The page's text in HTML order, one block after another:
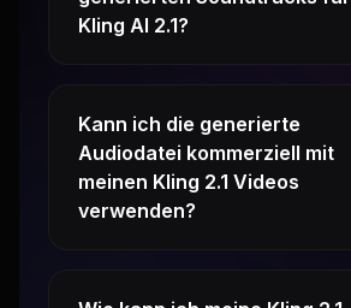
Kling AI 2.1?
Kann ich die generierte
Audiodatei kommerziell mit
meinen Kling 2.1 Videos
verwenden?